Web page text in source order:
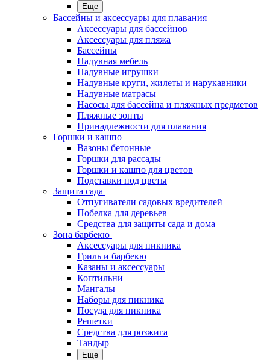
Еще
Бассейны и аксессуары для плавания
Аксессуары для бассейнов
Аксессуары для пляжа
Бассейны
Надувная мебель
Надувные игрушки
Надувные круги, жилеты и нарукавники
Надувные матрасы
Насосы для бассейна и пляжных предметов
Пляжные зонты
Принадлежности для плавания
Горшки и кашпо
Вазоны бетонные
Горшки для рассады
Горшки и кашпо для цветов
Подставки под цветы
Защита сада
Отпугиватели садовых вредителей
Побелка для деревьев
Средства для защиты сада и дома
Зона барбекю
Аксессуары для пикника
Гриль и барбекю
Казаны и аксессуары
Коптильни
Мангалы
Наборы для пикника
Посуда для пикника
Решетки
Средства для розжига
Тандыр
Еще